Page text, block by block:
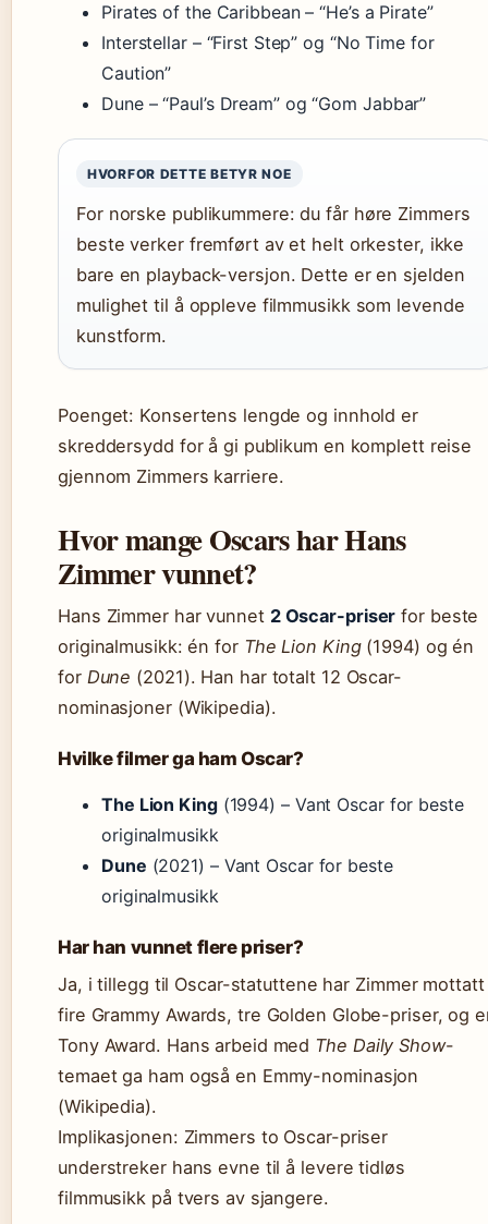
Pirates of the Caribbean – “He’s a Pirate”
Interstellar – “First Step” og “No Time for
Caution”
Dune – “Paul’s Dream” og “Gom Jabbar”
HVORFOR DETTE BETYR NOE
For norske publikummere: du får høre Zimmers
beste verker fremført av et helt orkester, ikke
bare en playback-versjon. Dette er en sjelden
mulighet til å oppleve filmmusikk som levende
kunstform.
Poenget: Konsertens lengde og innhold er
skreddersydd for å gi publikum en komplett reise
gjennom Zimmers karriere.
Hvor mange Oscars har Hans
Zimmer vunnet?
Hans Zimmer har vunnet 2 Oscar-priser for beste
originalmusikk: én for The Lion King(1994) og én
for Dune (2021). Han har totalt 12 Oscar-
nominasjoner (Wikipedia).
Hvilke filmer ga ham Oscar?
The Lion King(1994) – Vant Oscar for beste
originalmusikk
Dune (2021) – Vant Oscar for beste
originalmusikk
Har han vunnet flere priser?
Ja, i tillegg til Oscar-statuttene har Zimmer mottatt
fire Grammy Awards, tre Golden Globe-priser, og
Tony Award. Hans arbeid med The Daily Show-
temaet ga ham også en Emmy-nominasjon
(Wikipedia).
Implikasjonen: Zimmers to Oscar-priser
understreker hans evne til å levere tidløs
filmmusikk på tvers av sjangere.